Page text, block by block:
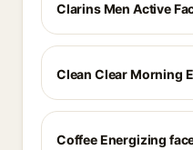
Clarins Men Active
Clean Clear Morning
Coffee Energizing